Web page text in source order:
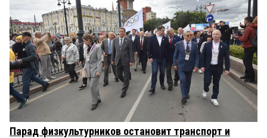
Парад физкультурников остановит транспорт и